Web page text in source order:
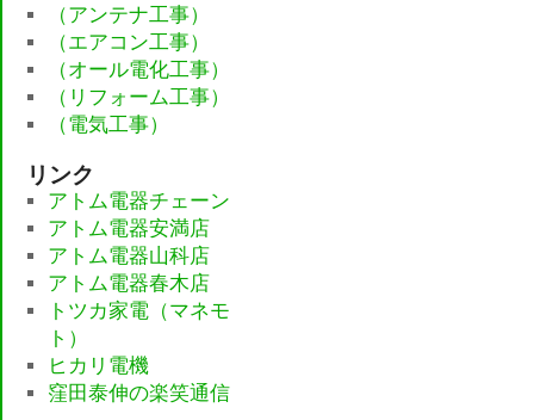
（アンテナ工事）
（エアコン工事）
（オール電化工事）
（リフォーム工事）
（電気工事）
リンク
アトム電器チェーン
アトム電器安満店
アトム電器山科店
アトム電器春木店
トツカ家電（マネモ
ト）
ヒカリ電機
窪田泰伸の楽笑通信